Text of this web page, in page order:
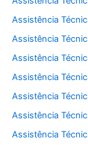
Assistência
Assistência
Assistência
Assistência
Assistência
Assistência
Assistência